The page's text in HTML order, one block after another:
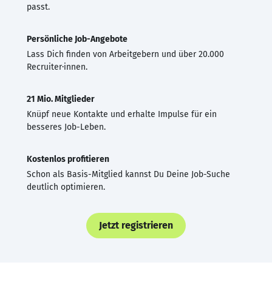
passt.
Persönliche Job-Angebote
Lass Dich finden von Arbeitgebern und über 20.000
Recruiter·innen.
21 Mio. Mitglieder
Knüpf neue Kontakte und erhalte Impulse für ein
besseres Job-Leben.
Kostenlos profitieren
Schon als Basis-Mitglied kannst Du Deine Job-Suche
deutlich optimieren.
Jetzt registrieren